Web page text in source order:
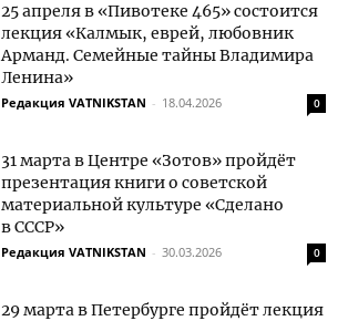
25 апреля в «Пивотеке 465» состоится
лекция «Калмык, еврей, любовник
Арманд. Семейные тайны Владимира
Ленина»
Редакция VATNIKSTAN - 18.04.2026 0
31 марта в Центре «Зотов» пройдёт
презентация книги о советской
материальной культуре «Сделано
в СССР»
Редакция VATNIKSTAN - 30.03.2026 0
29 марта в Петербурге пройдёт лекция